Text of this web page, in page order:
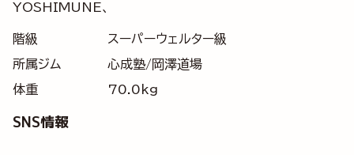
YOSHIMUNE、
階級
スーパーウェルター級
所属ジム
心成塾/岡澤道場
体重
70.0kg
SNS情報